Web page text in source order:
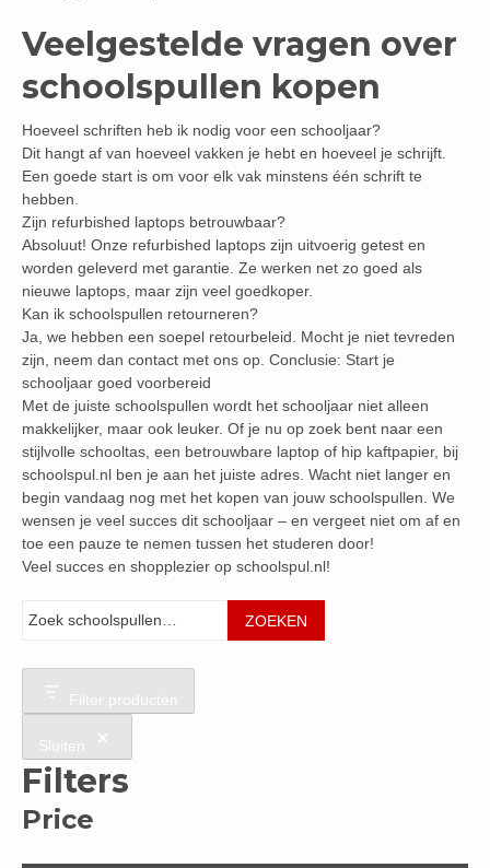
Veelgestelde vragen over
schoolspullen kopen
Hoeveel schriften heb ik nodig voor een schooljaar?
Dit hangt af van hoeveel vakken je hebt en hoeveel je schrijft.
Een goede start is om voor elk vak minstens één schrift te
hebben.
Zijn refurbished laptops betrouwbaar?
Absoluut! Onze refurbished laptops zijn uitvoerig getest en
worden geleverd met garantie. Ze werken net zo goed als
nieuwe laptops, maar zijn veel goedkoper.
Kan ik schoolspullen retourneren?
Ja, we hebben een soepel retourbeleid. Mocht je niet tevreden
zijn, neem dan contact met ons op. Conclusie: Start je
schooljaar goed voorbereid
Met de juiste schoolspullen wordt het schooljaar niet alleen
makkelijker, maar ook leuker. Of je nu op zoek bent naar een
stijlvolle schooltas, een betrouwbare laptop of hip kaftpapier, bij
schoolspul.nl ben je aan het juiste adres. Wacht niet langer en
begin vandaag nog met het kopen van jouw schoolspullen. We
wensen je veel succes dit schooljaar – en vergeet niet om af en
toe een pauze te nemen tussen het studeren door!
Veel succes en shopplezier op schoolspul.nl!
Zoeken
ZOEKEN
Filter producten
Sluiten
Filters
Price